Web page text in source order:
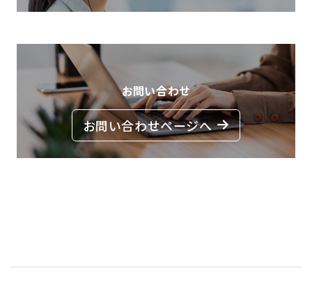
お問い合わせ
お問い合わせページへ